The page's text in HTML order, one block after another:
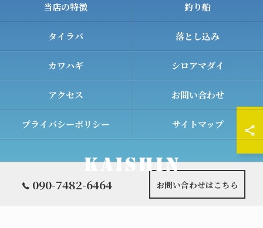
090-7482-6464 お問い合わせはこちら
当店の特徴 釣り船
タイラバ 落とし込み
カワハギ シロアマダイ
アクセス お問い合わせ
プライバシーポリシー サイトマップ